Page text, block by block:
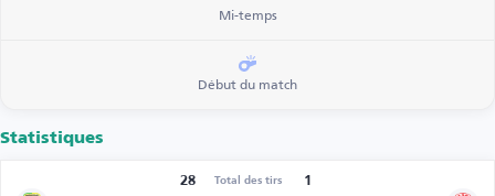
Mi-temps
Début du match
Statistiques
28 Total des tirs
1